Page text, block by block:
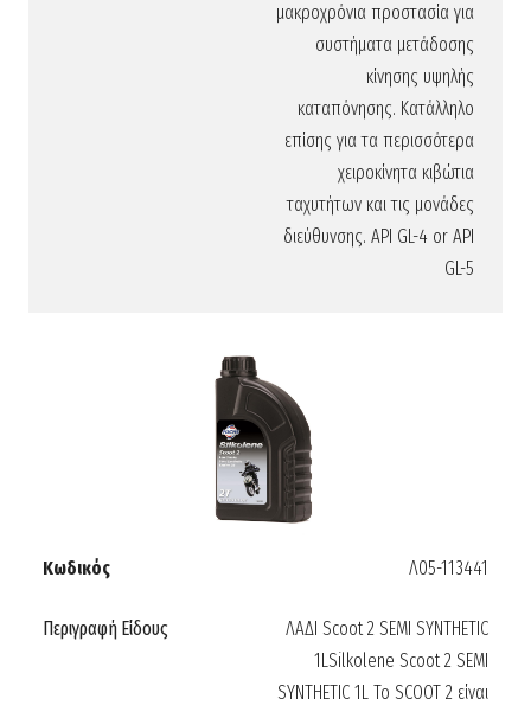
μακροχρόνια προστασία για
συστήματα μετάδοσης
κίνησης υψηλής
καταπόνησης. Κατάλληλο
επίσης για τα περισσότερα
χειροκίνητα κιβώτια
ταχυτήτων και τις μονάδες
διεύθυνσης. API GL-4 or API
GL-5
Κωδικός Λ05-113441
Περιγραφή Είδους
ΛΑΔΙ Scoot 2 SEMI SYNTHETIC
1LSilkolene Scoot 2 SEMI
SYNTHETIC 1L Το SCOOT 2 είναι